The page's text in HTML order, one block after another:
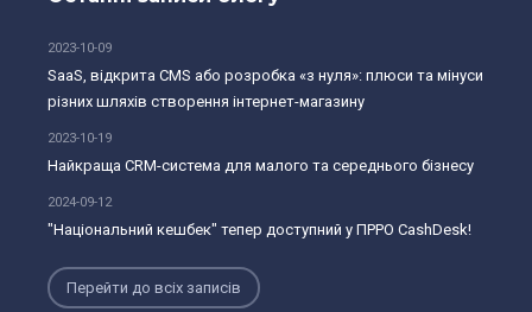
2023-10-09
SaaS, відкрита CMS або розробка «з нуля»: плюси та мінуси
різних шляхів створення інтернет-магазину
2023-10-19
Найкраща CRM-система для малого та середнього бізнесу
2024-09-12
"Національний кешбек" тепер доступний у ПРРО CashDesk!
Перейти до всіх записів